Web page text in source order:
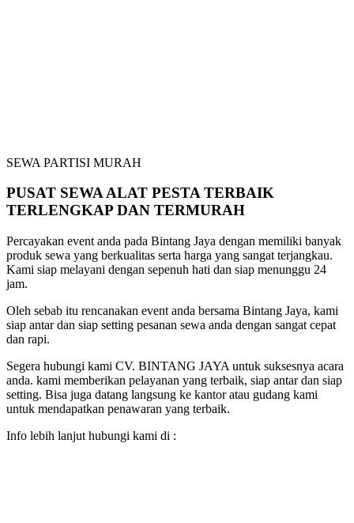
SEWA PARTISI MURAH
PUSAT SEWA ALAT PESTA TERBAIK
TERLENGKAP DAN TERMURAH
Percayakan event anda pada Bintang Jaya dengan memiliki banyak
produk sewa yang berkualitas serta harga yang sangat terjangkau.
Kami siap melayani dengan sepenuh hati dan siap menunggu 24
jam.
Oleh sebab itu rencanakan event anda bersama Bintang Jaya, kami
siap antar dan siap setting pesanan sewa anda dengan sangat cepat
dan rapi.
Segera hubungi kami CV. BINTANG JAYA untuk suksesnya acara
anda. kami memberikan pelayanan yang terbaik, siap antar dan siap
setting. Bisa juga datang langsung ke kantor atau gudang kami
untuk mendapatkan penawaran yang terbaik.
Info lebih lanjut hubungi kami di :